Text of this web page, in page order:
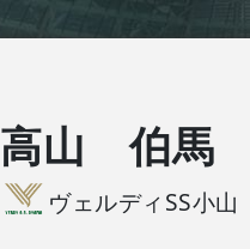
高山 伯馬
ヴェルディSS小山